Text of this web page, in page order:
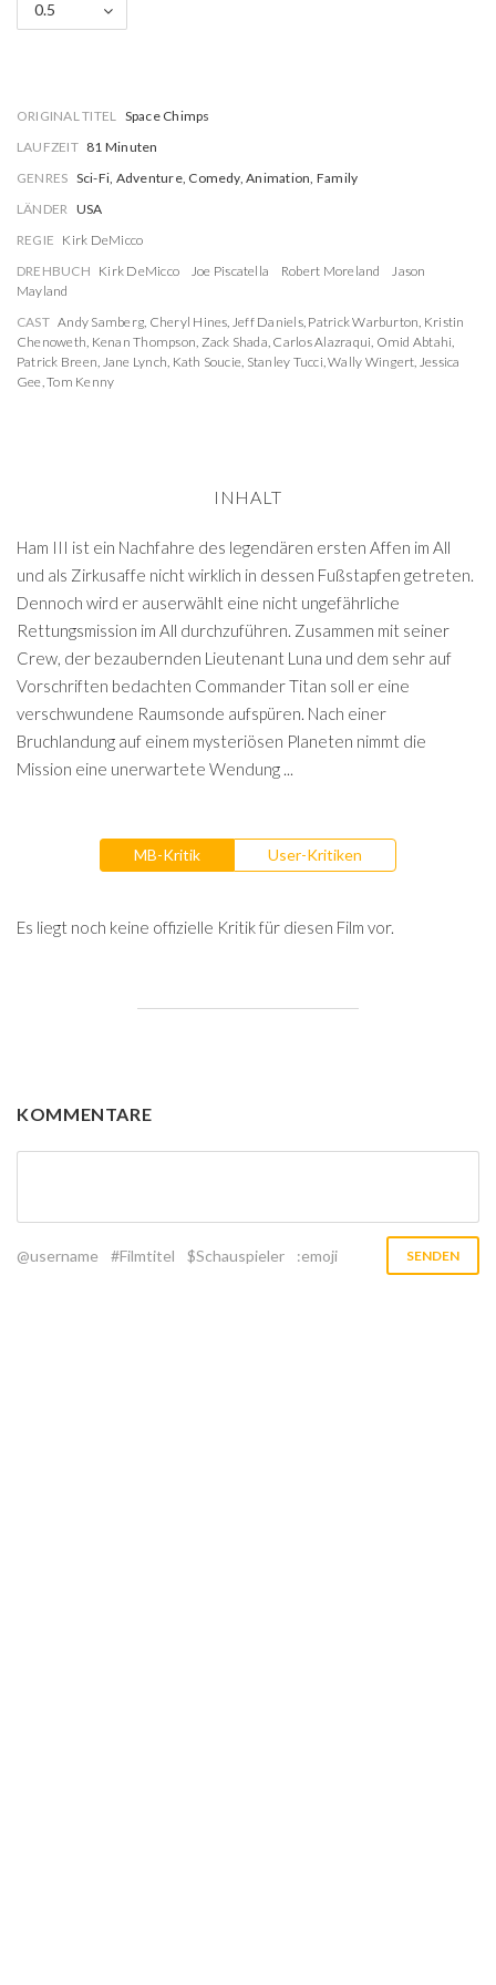
0.5
ORIGINAL TITEL Space Chimps
LAUFZEIT 81 Minuten
GENRES Sci-Fi, Adventure, Comedy, Animation, Family
LÄNDER USA
REGIE Kirk DeMicco
DREHBUCH Kirk DeMicco Joe Piscatella Robert Moreland
Jason
Mayland
CAST Andy Samberg, Cheryl Hines, Jeff Daniels, Patrick Warburton, Kristin
Chenoweth, Kenan Thompson, Zack Shada, Carlos Alazraqui, Omid Abtahi,
Patrick Breen, Jane Lynch, Kath Soucie, Stanley Tucci,Wally Wingert, Jessica
Gee,Tom Kenny
INHALT
Ham III ist ein Nachfahre des legendären ersten Affen im All
und als Zirkusaffe nicht wirklich in dessen Fußstapfen getreten.
Dennoch wird er auserwählt eine nicht ungefährliche
Rettungsmission im All durchzuführen. Zusammen mit seiner
Crew, der bezaubernden Lieutenant Luna und dem sehr auf
Vorschriften bedachten Commander Titan soll er eine
verschwundene Raumsonde aufspüren. Nach einer
Bruchlandung auf einem mysteriösen Planeten nimmt die
Mission eine unerwartete Wendung ...
MB-Kritik User-Kritiken
Es liegt noch keine offizielle Kritik für diesen Film vor.
KOMMENTARE
@username #Filmtitel $Schauspieler :emoji